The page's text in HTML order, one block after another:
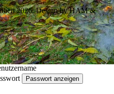
2026, Design by HAM &
Passwort anzeigen